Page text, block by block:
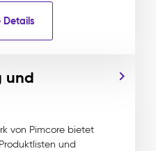
Details
und
von Pimcore bietet
und